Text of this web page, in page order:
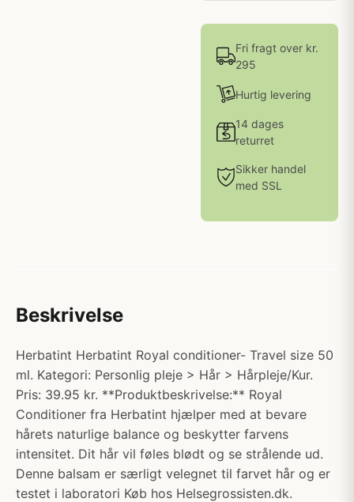
Fri fragt over kr.
295
Hurtig levering
14 dages
returret
Sikker handel
med SSL
Beskrivelse
Herbatint Herbatint Royal conditioner- Travel size 50
ml. Kategori: Personlig pleje > Hår > Hårpleje/Kur.
Pris: 39.95 kr. **Produktbeskrivelse:** Royal
Conditioner fra Herbatint hjælper med at bevare
hårets naturlige balance og beskytter farvens
intensitet. Dit hår vil føles blødt og se strålende ud.
Denne balsam er særligt velegnet til farvet hår og er
testet i laboratori Køb hos Helsegrossisten.dk.